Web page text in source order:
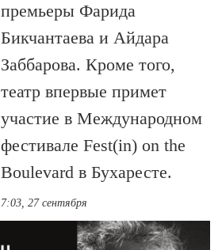
премьеры Фарида
Бикчантаева и Айдара
Заббарова. Кроме того,
театр впервые примет
участие в Международном
фестивале Fest(in) on the
Boulevard в Бухаресте.
7:03, 27 сентября